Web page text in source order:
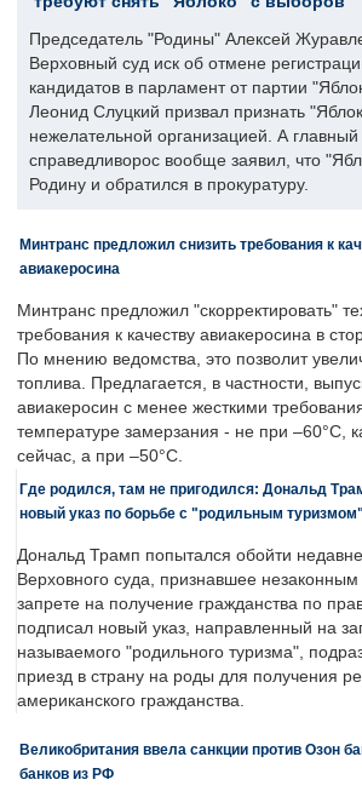
Председатель "Родины" Алексей
Верховный суд иск об отмене
кандидатов в парламент от партии
Леонид Слуцкий призвал признать
нежелательной организацией. А главный
справедливорос вообще заявил, что
Родину и обратился в прокуратуру.
Минтранс предложил снизить требования к
авиакеросина
Минтранс предложил "скорректировать"
требования к качеству авиакеросина в
По мнению ведомства, это позволит
топлива. Предлагается, в частности,
авиакеросин с менее жесткими
температуре замерзания - не при –60°C,
сейчас, а при –50°C.
Где родился, там не пригодился: Дональд
новый указ по борьбе с "родильным туризмом"
Дональд Трамп попытался обойти
Верховного суда, признавшее незаконным
запрете на получение гражданства по
подписал новый указ, направленный на
называемого "родильного туризма",
приезд в страну на роды для получения
американского гражданства.
Великобритания ввела санкции против Озон
банков из РФ